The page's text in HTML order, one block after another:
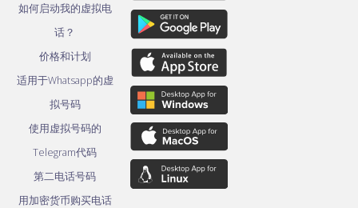
如何启动我的虚拟电
话？
价格和计划
适用于Whatsapp的虚
拟号码
使用虚拟号码的
Telegram代码
第二电话号码
用加密货币购买电话